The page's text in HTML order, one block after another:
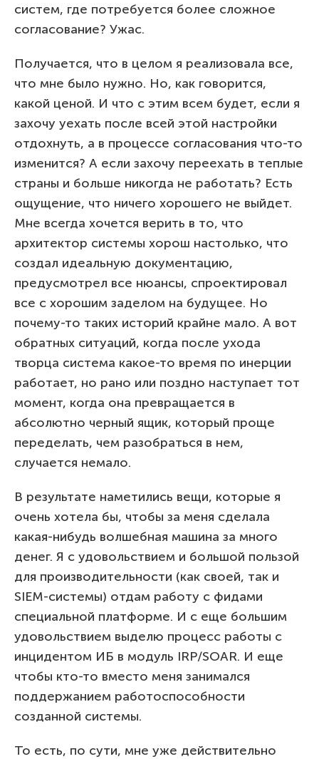
систем, где потребуется более сложное
согласование? Ужас.
Получается, что в целом я реализовала все,
что мне было нужно. Но, как говорится,
какой ценой. И что с этим всем будет, если я
захочу уехать после всей этой настройки
отдохнуть, а в процессе согласования что-то
изменится? А если захочу переехать в теплые
страны и больше никогда не работать? Есть
ощущение, что ничего хорошего не выйдет.
Мне всегда хочется верить в то, что
архитектор системы хорош настолько, что
создал идеальную документацию,
предусмотрел все нюансы, спроектировал
все с хорошим заделом на будущее. Но
почему-то таких историй крайне мало. А вот
обратных ситуаций, когда после ухода
творца система какое-то время по инерции
работает, но рано или поздно наступает тот
момент, когда она превращается в
абсолютно черный ящик, который проще
переделать, чем разобраться в нем,
случается немало.
В результате наметились вещи, которые я
очень хотела бы, чтобы за меня сделала
какая-нибудь волшебная машина за много
денег. Я с удовольствием и большой пользой
для производительности (как своей, так и
SIEM-системы) отдам работу с фидами
специальной платформе. И с еще большим
удовольствием выделю процесс работы с
инцидентом ИБ в модуль IRP/SOAR. И еще
чтобы кто-то вместо меня занимался
поддержанием работоспособности
созданной системы.
То есть, по сути, мне уже действительно